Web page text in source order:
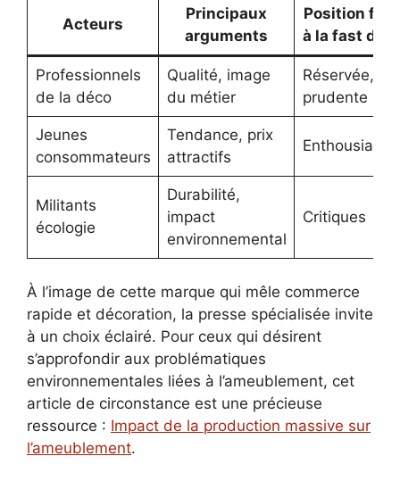
Acteurs
Principaux
arguments
Position
à la fast
Professionnels
de la déco
Qualité, image
du métier
Réservée,
prudente
Jeunes
consommateurs
Tendance, prix
attractifs
Militants
écologie
Durabilité,
impact
environnemental
Critiques
À l’image de cette marque qui mêle commerce
rapide et décoration, la presse spécialisée invite
à un choix éclairé. Pour ceux qui désirent
s’approfondir aux problématiques
environnementales liées à l’ameublement, cet
article de circonstance est une précieuse
ressource : Impact de la production massive sur
l’ameublement.